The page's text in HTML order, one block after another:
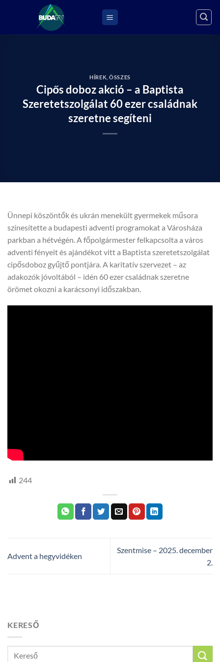
HÍREK ,ÖSSZES
Cipős doboz akció – a Baptista
Szeretetszolgálat 60 ezer családnak
szeretne segíteni
Ünnepi köszöntők és ukrán menekült gyermekek műsora
színesítette a budapesti adventi programokat a Városháza
parkban a hétvégén. A főpolgármester felkapcsolta a város
adventi fényeit és ajándékot vitt a Baptista szeretetszolgálat
cipősdoboz gyűjtő pontjára. A karitatív szervezet – az
adakozók jóvoltából – idén 60 ezer családnak szeretne
örömet okozni a karácsonyi időszakban.
244
Advent a hegyvidéken
Szentmise – 2025. december
2.
KERESŐ